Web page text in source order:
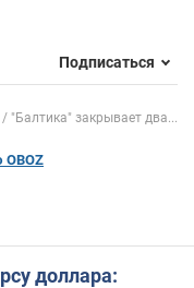
Подписаться
"Балтика" закрывает два...
OBOZ
доллара: